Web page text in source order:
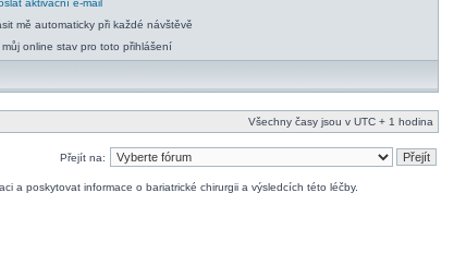
aktivační e-mail
mě automaticky při každé návštěvě
můj online stav pro toto přihlášení
Všechny časy jsou v UTC + 1 hodina
Přejít na:
a poskytovat informace o bariatrické chirurgii a výsledcích této léčby.